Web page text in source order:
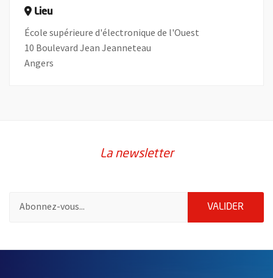
Lieu
École supérieure d'électronique de l'Ouest
10 Boulevard Jean Jeanneteau
Angers
La newsletter
VALIDER